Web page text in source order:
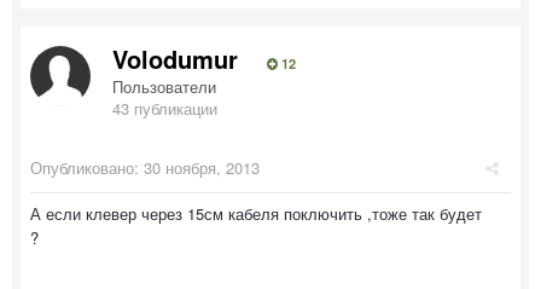
Volodumur 12
Пользователи
43 публикации
Опубликовано: 30 ноября, 2013
А если клевер через 15см кабеля поключить ,тоже так будет
?